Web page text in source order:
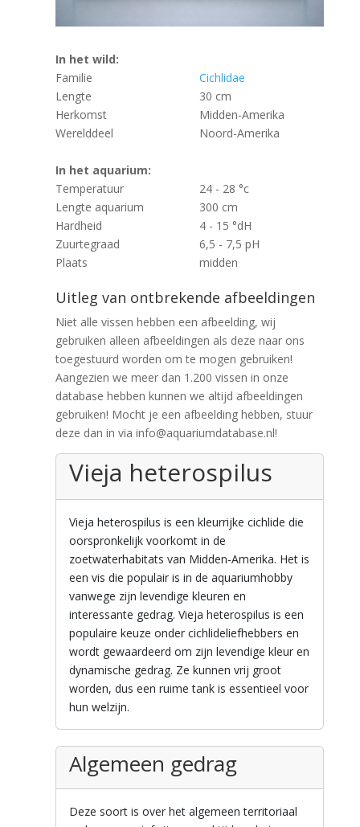
In het wild:
Familie
Cichlidae
Lengte
30 cm
Herkomst
Midden-Amerika
Werelddeel
Noord-Amerika
In het aquarium:
Temperatuur
24 - 28 °c
Lengte aquarium
300 cm
Hardheid
4 - 15 °dH
Zuurtegraad
6,5 - 7,5 pH
Plaats
midden
Uitleg van ontbrekende afbeeldingen
Niet alle vissen hebben een afbeelding, wij
gebruiken alleen afbeeldingen als deze naar ons
toegestuurd worden om te mogen gebruiken!
Aangezien we meer dan 1.200 vissen in onze
database hebben kunnen we altijd afbeeldingen
gebruiken! Mocht je een afbeelding hebben, stuur
deze dan in via info@aquariumdatabase.nl!
Vieja heterospilus
Vieja heterospilus is een kleurrijke cichlide die
oorspronkelijk voorkomt in de
zoetwaterhabitats van Midden-Amerika. Het is
een vis die populair is in de aquariumhobby
vanwege zijn levendige kleuren en
interessante gedrag. Vieja heterospilus is een
populaire keuze onder cichlideliefhebbers en
wordt gewaardeerd om zijn levendige kleur en
dynamische gedrag. Ze kunnen vrij groot
worden, dus een ruime tank is essentieel voor
hun welzijn.
Algemeen gedrag
Deze soort is over het algemeen territoriaal